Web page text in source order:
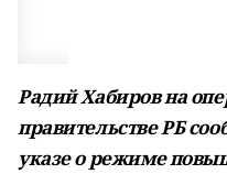
Радий Хабиров на
правительстве РБ
указе о режиме